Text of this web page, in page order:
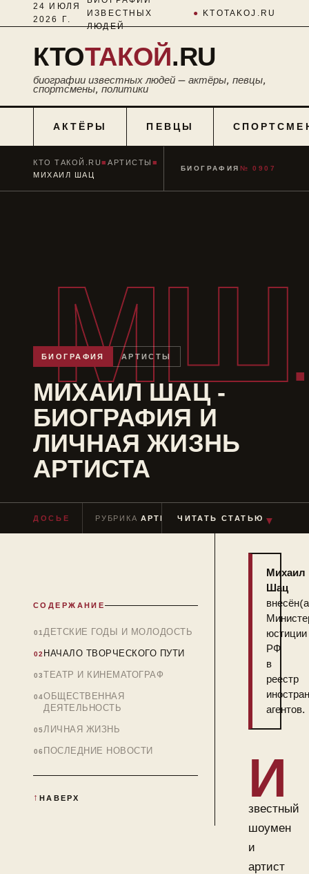
24 ИЮЛЯ
2026 Г.
ИЗВЕСТНЫХ
ЛЮДЕЙ
● KTOTAKOJ.RU
КТОТАКОЙ.RU
биографии известных людей — актёры, певцы,
спортсмены, политики
АКТЁРЫ ПЕВЦЫ
МШ
КТО ТАКОЙ.RU■АРТИСТЫ ■
МИХАИЛ ШАЦ
БИОГРАФИЯ № 0907
БИОГРАФИЯ АРТИСТЫ
МИХАИЛ ШАЦ -
БИОГРАФИЯ И
ЛИЧНАЯ ЖИЗНЬ
АРТИСТА
ДОСЬЕ РУБРИКААРТИСТЫ ЧТЕНИЕ≈ 9 МИН
ЧИТАТЬ СТАТЬЮ ▼
СОДЕРЖАНИЕ
ДЕТСКИЕ ГОДЫ И МОЛОДОСТЬ
НАЧАЛО ТВОРЧЕСКОГО ПУТИ
ТЕАТР И КИНЕМАТОГРАФ
ОБЩЕСТВЕННАЯ
ДЕЯТЕЛЬНОСТЬ
ЛИЧНАЯ ЖИЗНЬ
ПОСЛЕДНИЕ НОВОСТИ
НАВЕРХ
Михаил
Шац
юстиции
РФ
в
реестр
агентов.
И
звестный
шоумен
и
артист